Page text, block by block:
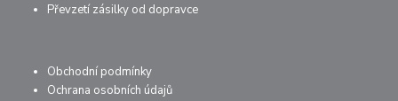
Převzetí zásilky od dopravce
Obchodní podmínky
Ochrana osobních údajů